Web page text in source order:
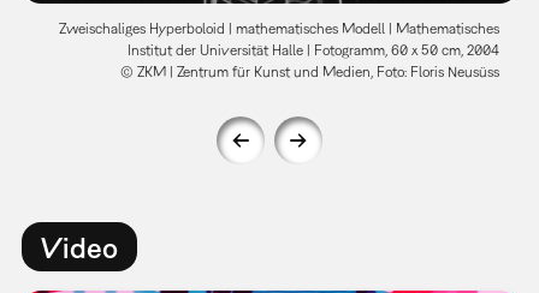
Zweischaliges Hyperboloid | mathematisches Modell | Mathematisches
Institut der Universität Halle | Fotogramm, 60 x 50 cm, 2004
© ZKM | Zentrum für Kunst und Medien, Foto: Floris Neusüss
Video